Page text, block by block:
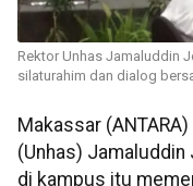
Rektor Unhas Jamaluddin
silaturahim dan dialog
Makassar
(Unhas)
di kampus itu